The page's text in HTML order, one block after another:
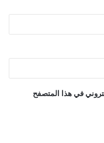
في هذا المتصفح